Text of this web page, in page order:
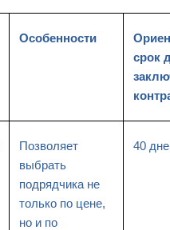
Особенности
срок
Позволяет
выбрать
подрядчика не
только по цене,
но и по
40